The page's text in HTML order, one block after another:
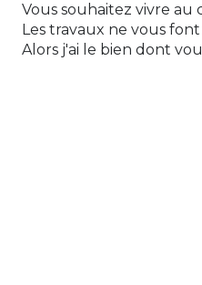
Vous souhaitez vivre au
Les travaux ne vous
Alors j'ai le bien dont